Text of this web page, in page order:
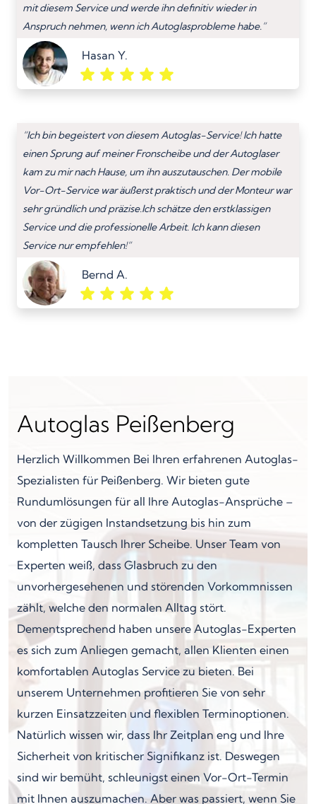
mit diesem Service und werde ihn definitiv wieder in
Anspruch nehmen, wenn ich Autoglasprobleme habe.”
Hasan Y.
“Ich bin begeistert von diesem Autoglas-Service! Ich hatte
einen Sprung auf meiner Fronscheibe und der Autoglaser
kam zu mir nach Hause, um ihn auszutauschen. Der mobile
Vor-Ort-Service war äußerst praktisch und der Monteur war
sehr gründlich und präzise.Ich schätze den erstklassigen
Service und die professionelle Arbeit. Ich kann diesen
Service nur empfehlen!”
Bernd A.
Autoglas Peißenberg
Herzlich Willkommen Bei Ihren erfahrenen Autoglas-
Spezialisten für Peißenberg. Wir bieten gute
Rundumlösungen für all Ihre Autoglas-Ansprüche –
von der zügigen Instandsetzung bis hin zum
kompletten Tausch Ihrer Scheibe. Unser Team von
Experten weiß, dass Glasbruch zu den
unvorhergesehenen und störenden Vorkommnissen
zählt, welche den normalen Alltag stört.
Dementsprechend haben unsere Autoglas-Experten
es sich zum Anliegen gemacht, allen Klienten einen
komfortablen Autoglas Service zu bieten. Bei
unserem Unternehmen profitieren Sie von sehr
kurzen Einsatzzeiten und flexiblen Terminoptionen.
Natürlich wissen wir, dass Ihr Zeitplan eng und Ihre
Sicherheit von kritischer Signifikanz ist. Deswegen
sind wir bemüht, schleunigst einen Vor-Ort-Termin
mit Ihnen auszumachen. Aber was passiert, wenn Sie